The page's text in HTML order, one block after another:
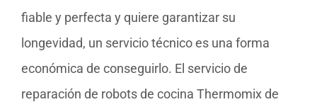
fiable y perfecta y quiere garantizar su
longevidad, un servicio técnico es una forma
económica de conseguirlo. El servicio de
reparación de robots de cocina Thermomix de